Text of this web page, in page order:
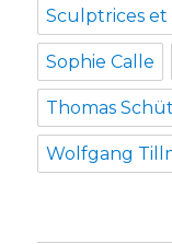
Sculptrices
Sophie Calle
Thomas
Wolfgang